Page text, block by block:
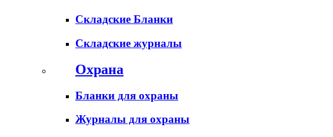
Складские Бланки
Складские журналы
Охрана
Бланки для охраны
Журналы для охраны